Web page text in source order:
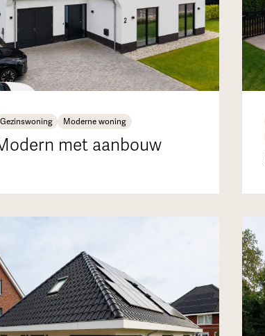
Gezinswoning Moderne woning
met aanbouw